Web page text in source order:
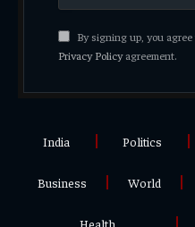
By signing up, you
Privacy Policyagreement.
India Politics
Business World
Health